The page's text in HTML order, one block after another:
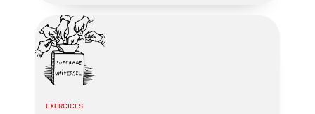
EXERCICES